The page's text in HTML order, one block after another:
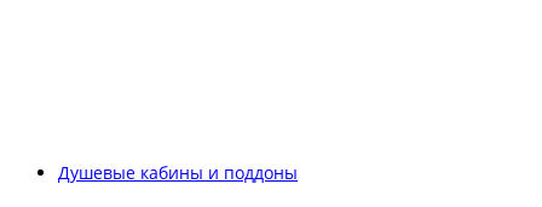
Душевые кабины и поддоны